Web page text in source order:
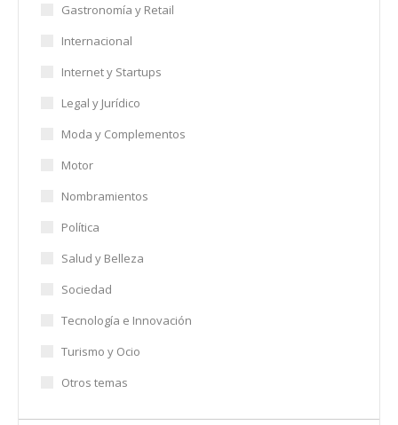
Gastronomía y Retail
Internacional
Internet y Startups
Legal y Jurídico
Moda y Complementos
Motor
Nombramientos
Política
Salud y Belleza
Sociedad
Tecnología e Innovación
Turismo y Ocio
Otros temas